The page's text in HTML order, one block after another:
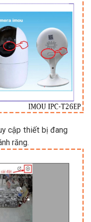
cập thiết bị đang
răng.